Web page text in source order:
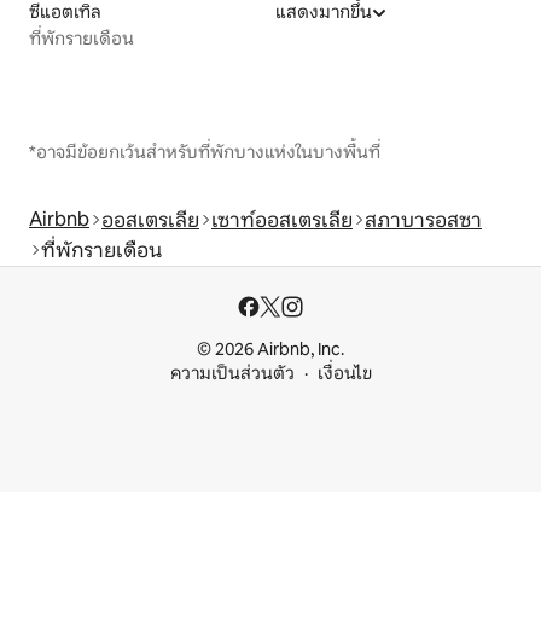
ซีแอตเทิล
ที่พักรายเดือน
แสดงมากขึ้น
*อาจมีข้อยกเว้นสำหรับที่พักบางแห่งในบางพื้นที่
Airbnb ออสเตรเลีย เซาท์ออสเตรเลีย สภาบารอสซา
ที่พักรายเดือน
© 2026 Airbnb, Inc.
ความเป็นส่วนตัว
เงื่อนไข